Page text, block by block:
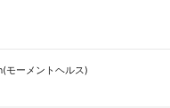
モーメントヘルス)